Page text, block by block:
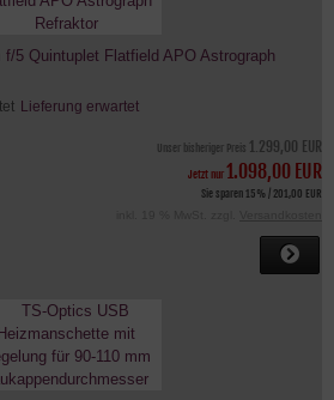
5 Quintuplet Flatfield APO Astrograph
Lieferung erwartet
Unser bisheriger Preis 1.299,00 EUR
Jetzt nur1.098,00 EUR
Sie sparen 15% / 201,00 EUR